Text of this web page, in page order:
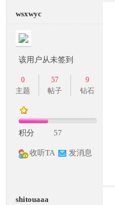
传
wsxwyc
该用户从未签到
0
主题
57
帖子
9
钻石
积分 57
收听TA 发消息
shitouaaa